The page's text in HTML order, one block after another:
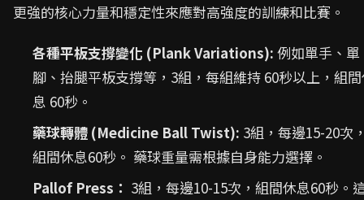
更強的核心力量和穩定性來應對高強度的訓練和比賽。
各種平板支撐變化 (Plank Variations): 例如單手、單
腳、抬腿平板支撐等，3組，每組維持 60秒以上，組
息 60秒。
藥球轉體 (Medicine Ball Twist): 3組，每邊15-20次
組間休息60秒。 藥球重量需根據自身能力選擇。
Pallof Press： 3組，每邊10-15次，組間休息60秒。